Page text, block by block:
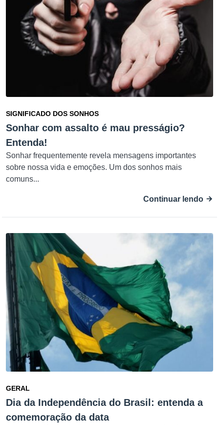
SIGNIFICADO DOS SONHOS
Sonhar com assalto é mau presságio?
Entenda!
Sonhar frequentemente revela mensagens importantes
sobre nossa vida e emoções. Um dos sonhos mais
comuns...
Continuar lendo
GERAL
Dia da Independência do Brasil: entenda a
comemoração da data